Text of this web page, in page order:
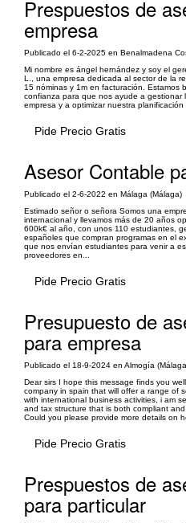
Prespuestos de
empresa
Publicado el 6-2-2025 en Benalmadena
Mi nombre es ángel hernández y soy el
L., una empresa dedicada al sector de la
15 nóminas y 1m en facturación. Estamos
confianza para que nos ayude a gestionar
empresa y a optimizar nuestra planificación
Pide Precio Gratis
Asesor Contable
Publicado el 2-6-2022 en Málaga (Málaga)
Estimado señor o señora Somos una
internacional y llevamos más de 20 años
600k€ al año, con unos 110 estudiantes,
españoles que compran programas en el
que nos envían estudiantes para venir a
proveedores en...
Pide Precio Gratis
Presupuesto de
para empresa
Publicado el 18-9-2024 en Almogía
Dear sirs I hope this message finds you
company in spain that will offer a range of
with international business activities, i am
and tax structure that is both compliant
Could you please provide more details on
Pide Precio Gratis
Prespuestos de
para particular